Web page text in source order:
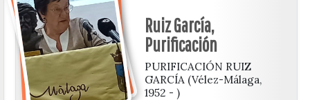
Ruiz García,
Purificación
PURIFICACIÓN RUIZ
GARCÍA (Vélez-Málaga,
1952 - )